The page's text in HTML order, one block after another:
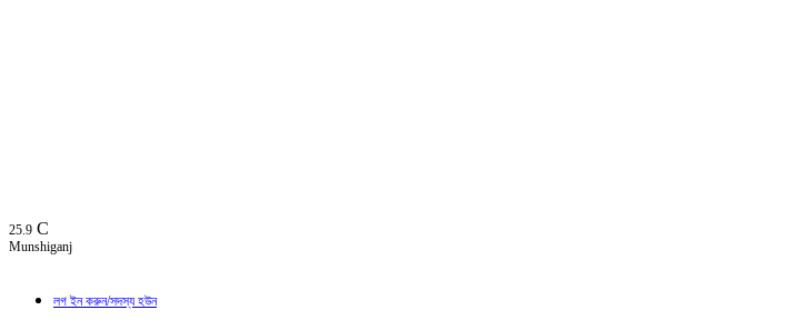
25.9 C
Munshiganj
লগ ইন করুন/সদস্য হউন